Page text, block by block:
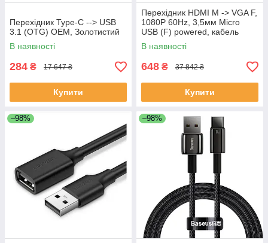
Перехідник Type-C --> USB
3.1 (OTG) OEM, Золотистий
В наявності
284 ₴ 17 647 ₴
Купити
Перехідник HDMI M -> VGA F,
1080P 60Hz, 3,5мм Micro
USB (F) powered, кабель
0,15м Vention чорний
В наявності
648 ₴ 37 842 ₴
Купити
–98% –98%